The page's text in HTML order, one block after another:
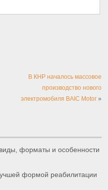
В КНР началось массовое
производство нового
электромобиля BAIC Motor»
форматы и особенности
формой реабилитации